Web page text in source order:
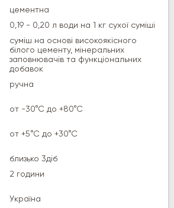
цементна
0,19 - 0,20 л води на 1 кг сухої суміші
суміш на основі високоякісного
білого цементу, мінеральних
заповнювачів та функціональних
добавок
ручна
от -30°С до +80°С
от +5°С до +30°С
близько 3діб
2 години
Україна